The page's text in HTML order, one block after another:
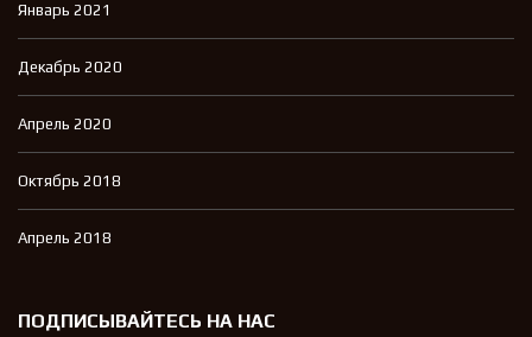
Январь 2021
Декабрь 2020
Апрель 2020
Октябрь 2018
Апрель 2018
ПОДПИСЫВАЙТЕСЬ НА НАС